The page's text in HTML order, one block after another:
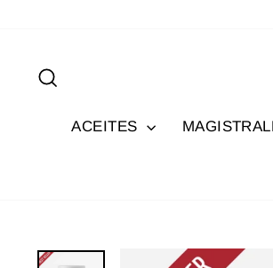
contenido
ACEITES